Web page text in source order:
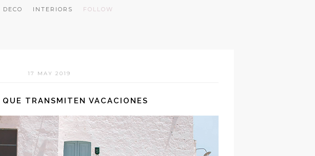
DECO INTERIORS FOLLOW
17 MAY 2019
QUE TRANSMITEN VACACIONES